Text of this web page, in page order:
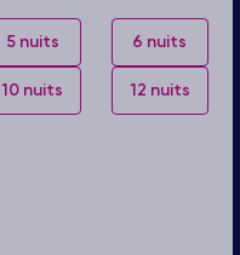
5 nuits 6 nuits
10 nuits 12 nuits